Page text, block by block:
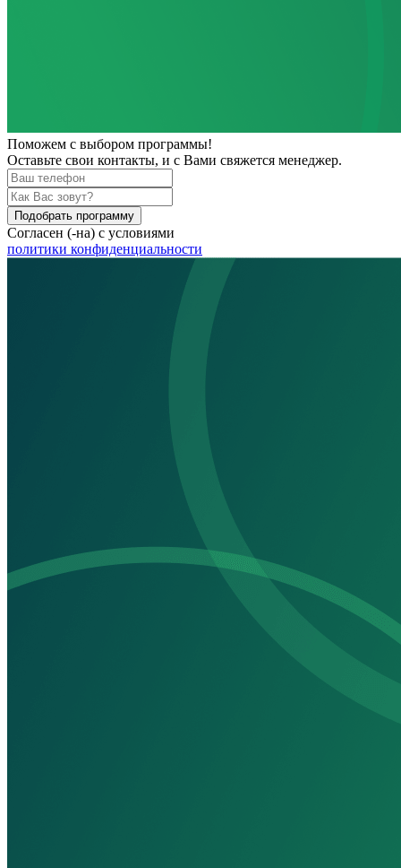
Поможем с выбором программы!
Оставьте свои контакты, и с Вами свяжется менеджер.
Подобрать программу
Согласен (-на) с условиями
политики конфиденциальности